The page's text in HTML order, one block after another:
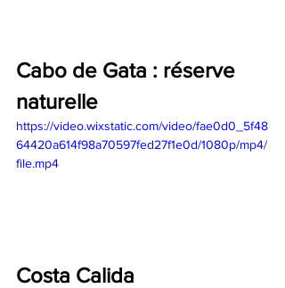
Cabo de Gata : réserve
naturelle
https://video.wixstatic.com/video/fae0d0_5f48
64420a614f98a70597fed27f1e0d/1080p/mp4/
file.mp4
Costa Calida